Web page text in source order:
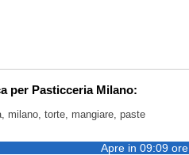
per Pasticceria Milano:
milano, torte, mangiare, paste
Apre in 09:09 ore